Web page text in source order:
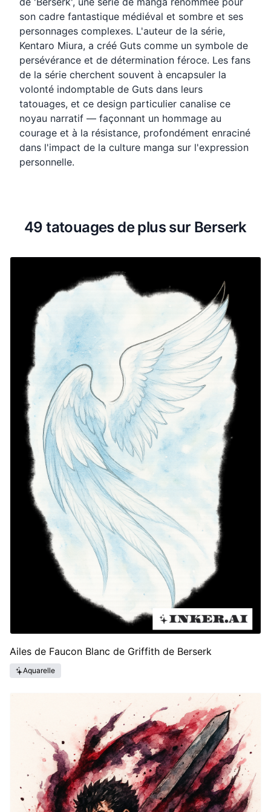
son cadre fantastique médiéval et sombre et ses
personnages complexes. L'auteur de la série,
Kentaro Miura, a créé Guts comme un symbole de
persévérance et de détermination féroce. Les fans
de la série cherchent souvent à encapsuler la
volonté indomptable de Guts dans leurs
tatouages, et ce design particulier canalise ce
noyau narratif — façonnant un hommage au
courage et à la résistance, profondément enraciné
dans l'impact de la culture manga sur l'expression
personnelle.
49 tatouages de plus sur Berserk
Ailes de Faucon Blanc de Griffith de Berserk
Aquarelle